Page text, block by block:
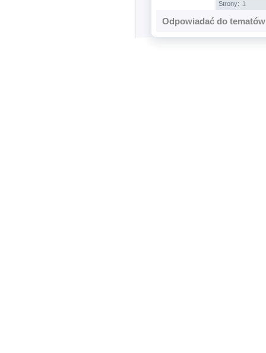
Strony: 1
Odpowiadać do